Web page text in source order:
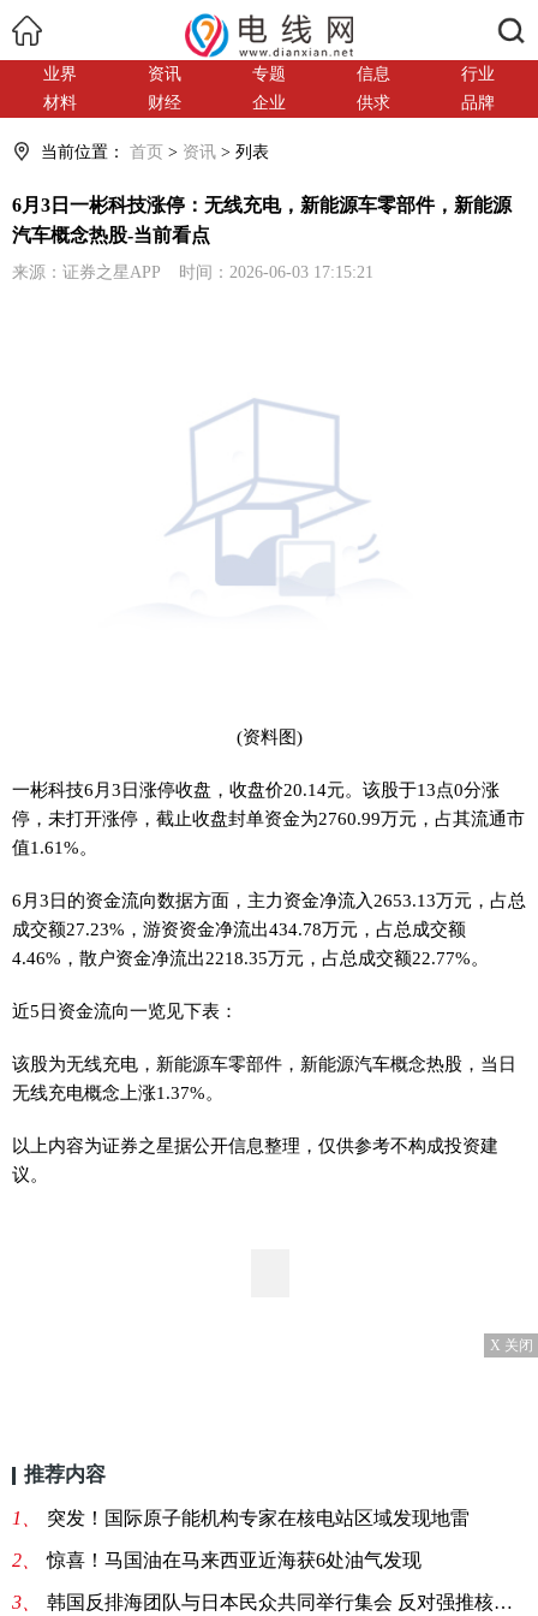
业界 资讯 专题 信息
行业
材料
财经 企业 供求 品牌
当前位置： 首页 > 资讯 > 列表
6月3日一彬科技涨停：无线充电，新能源车零部件，新能源
汽车概念热股-当前看点
来源：证券之星APP 时间：2026-06-03 17:15:21
(资料图)
一彬科技6月3日涨停收盘，收盘价20.14元。该股于13点0分涨
停，未打开涨停，截止收盘封单资金为2760.99万元，占其流通市
值1.61%。
6月3日的资金流向数据方面，主力资金净流入2653.13万元，占总
成交额27.23%，游资资金净流出434.78万元，占总成交额
4.46%，散户资金净流出2218.35万元，占总成交额22.77%。
近5日资金流向一览见下表：
该股为无线充电，新能源车零部件，新能源汽车概念热股，当日
无线充电概念上涨1.37%。
以上内容为证券之星据公开信息整理，仅供参考不构成投资建
议。
X 关闭
推荐内容
1、 突发！国际原子能机构专家在核电站区域发现地雷
2、 惊喜！马国油在马来西亚近海获6处油气发现
3、 韩国反排海团队与日本民众共同举行集会 反对强推核污染水排海